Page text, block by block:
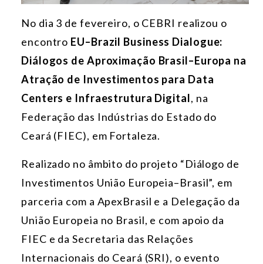
No dia 3 de fevereiro, o CEBRI realizou o
encontro EU–Brazil Business Dialogue:
Diálogos de Aproximação Brasil–Europa na
Atração de Investimentos para Data
Centers e Infraestrutura Digital, na
Federação das Indústrias do Estado do
Ceará (FIEC), em Fortaleza.
Realizado no âmbito do projeto “Diálogo de
Investimentos União Europeia–Brasil”, em
parceria com a ApexBrasil e a Delegação da
União Europeia no Brasil, e com apoio da
FIEC e da Secretaria das Relações
Internacionais do Ceará (SRI), o evento